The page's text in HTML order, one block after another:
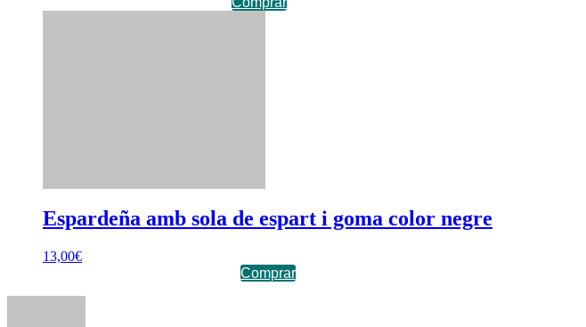
Espardeña amb sola de espart i goma color negre
13,00€
Comprar